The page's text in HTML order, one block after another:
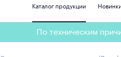
Каталог продукции
По техническим